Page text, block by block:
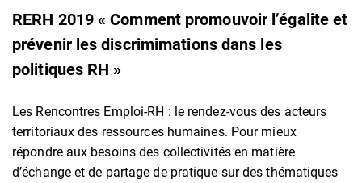
RERH 2019 « Comment promouvoir l’égalite et
prévenir les discrimimations dans les
politiques RH »
Les Rencontres Emploi-RH : le rendez-vous des acteurs
territoriaux des ressources humaines. Pour mieux
répondre aux besoins des collectivités en matière
d’échange et de partage de pratique sur des thématiques